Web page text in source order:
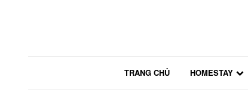
TRANG CHỦ HOMESTAY